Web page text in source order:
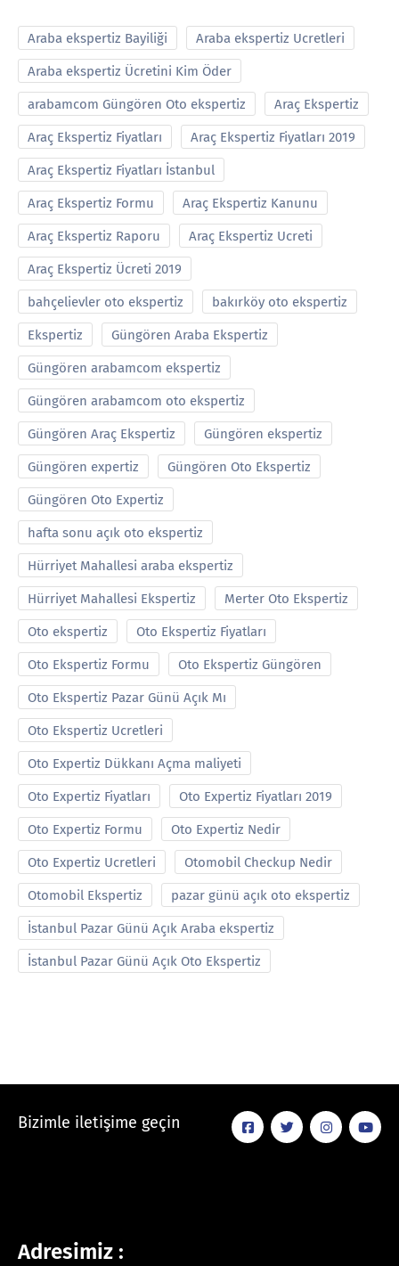
Araba ekspertiz Bayiliği Araba ekspertiz Ucretleri
Araba ekspertiz Ücretini Kim Öder
arabamcom Güngören Oto ekspertiz Araç Ekspertiz
Araç Ekspertiz Fiyatları Araç Ekspertiz Fiyatları 2019
Araç Ekspertiz Fiyatları İstanbul
Araç Ekspertiz Formu Araç Ekspertiz Kanunu
Araç Ekspertiz Raporu Araç Ekspertiz Ucreti
Araç Ekspertiz Ücreti 2019
bahçelievler oto ekspertiz bakırköy oto ekspertiz
Ekspertiz Güngören Araba Ekspertiz
Güngören arabamcom ekspertiz
Güngören arabamcom oto ekspertiz
Güngören Araç Ekspertiz Güngören ekspertiz
Güngören expertiz Güngören Oto Ekspertiz
Güngören Oto Expertiz
hafta sonu açık oto ekspertiz
Hürriyet Mahallesi araba ekspertiz
Hürriyet Mahallesi Ekspertiz Merter Oto Ekspertiz
Oto ekspertiz Oto Ekspertiz Fiyatları
Oto Ekspertiz Formu Oto Ekspertiz Güngören
Oto Ekspertiz Pazar Günü Açık Mı
Oto Ekspertiz Ucretleri
Oto Expertiz Dükkanı Açma maliyeti
Oto Expertiz Fiyatları Oto Expertiz Fiyatları 2019
Oto Expertiz Formu Oto Expertiz Nedir
Oto Expertiz Ucretleri Otomobil Checkup Nedir
Otomobil Ekspertiz pazar günü açık oto ekspertiz
İstanbul Pazar Günü Açık Araba ekspertiz
İstanbul Pazar Günü Açık Oto Ekspertiz
Bizimle iletişime geçin
Adresimiz :